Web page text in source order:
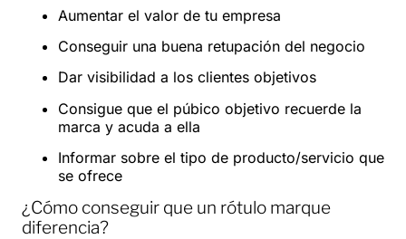
Aumentar el valor de tu empresa
Conseguir una buena retupación del negocio
Dar visibilidad a los clientes objetivos
Consigue que el púbico objetivo recuerde la
marca y acuda a ella
Informar sobre el tipo de producto/servicio que
se ofrece
¿Cómo conseguir que un rótulo marque
diferencia?